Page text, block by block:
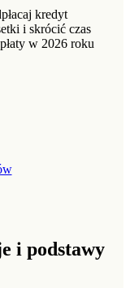
kredyt
i skrócić czas
w 2026 roku
i podstawy